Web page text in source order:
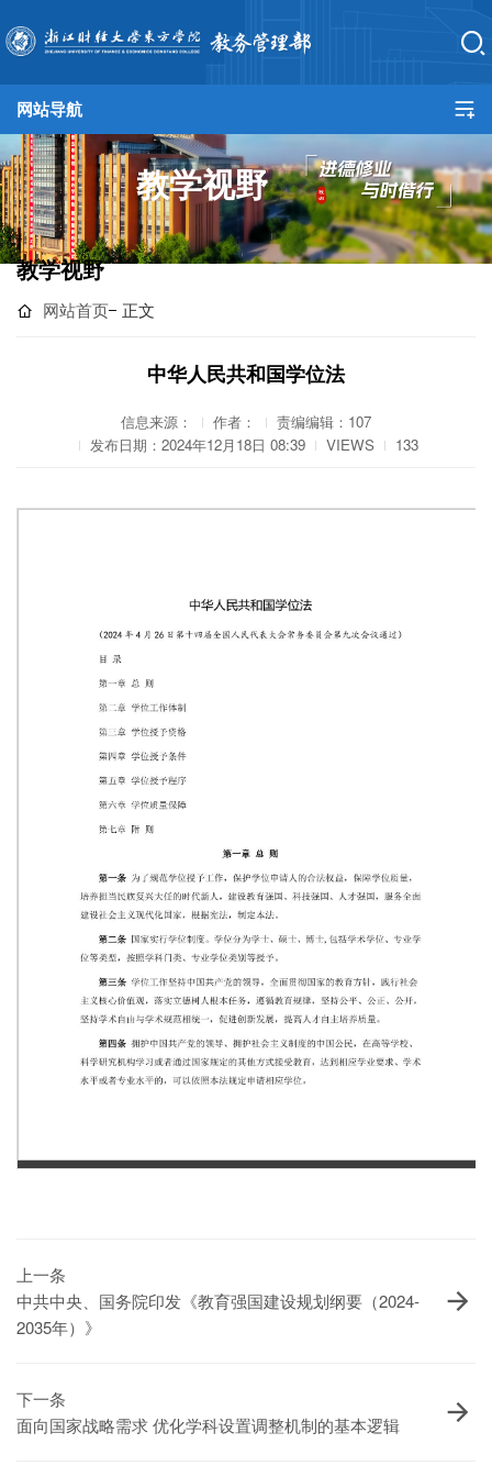
网站导航
网站首页
教务总览
培养方案
教学建设
信息公开
教学视野
教学视野
网站首页 正文
中华人民共和国学位法
信息来源： 作者：
责编编辑：107
发布日期：2024年12月18日 08:39
VIEWS 133
上一条
中共中央、国务院印发《教育强国建设规划纲要（2024-
2035年）》
下一条
面向国家战略需求 优化学科设置调整机制的基本逻辑